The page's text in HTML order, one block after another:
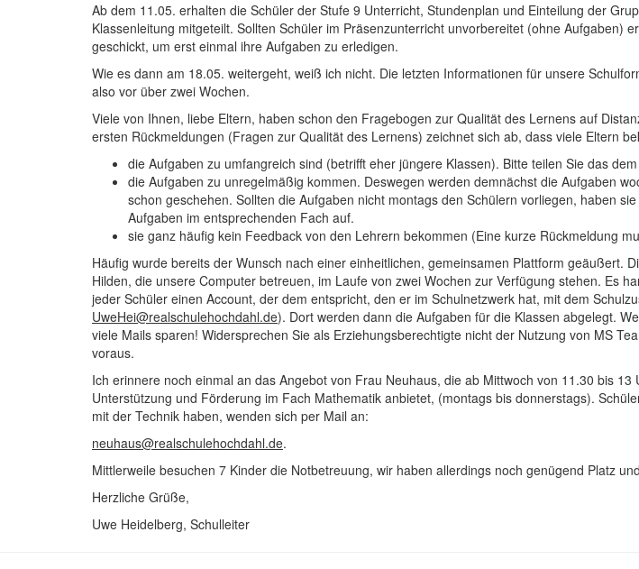
Ab dem 11.05. erhalten die Schüler der Stufe 9 Unterricht, Stundenplan und Einteilung der
Klassenleitung mitgeteilt. Sollten Schüler im Präsenzunterricht unvorbereitet (ohne Aufgaben)
geschickt, um erst einmal ihre Aufgaben zu erledigen.
Wie es dann am 18.05. weitergeht, weiß ich nicht. Die letzten Informationen für unsere
also vor über zwei Wochen.
Viele von Ihnen, liebe Eltern, haben schon den Fragebogen zur Qualität des Lernens auf
ersten Rückmeldungen (Fragen zur Qualität des Lernens) zeichnet sich ab, dass viele Eltern
die Aufgaben zu umfangreich sind (betrifft eher jüngere Klassen). Bitte teilen Sie das
die Aufgaben zu unregelmäßig kommen. Deswegen werden demnächst die Aufgaben
schon geschehen. Sollten die Aufgaben nicht montags den Schülern vorliegen, haben
Aufgaben im entsprechenden Fach auf.
sie ganz häufig kein Feedback von den Lehrern bekommen (Eine kurze Rückmeldung
Häufig wurde bereits der Wunsch nach einer einheitlichen, gemeinsamen Plattform geäußert.
Hilden, die unsere Computer betreuen, im Laufe von zwei Wochen zur Verfügung stehen. Es
jeder Schüler einen Account, der dem entspricht, den er im Schulnetzwerk hat, mit dem
UweHei@realschulehochdahl.de). Dort werden dann die Aufgaben für die Klassen abgelegt.
viele Mails sparen! Widersprechen Sie als Erziehungsberechtigte nicht der Nutzung von MS
voraus.
Ich erinnere noch einmal an das Angebot von Frau Neuhaus, die ab Mittwoch von 11.30 bis 13
Unterstützung und Förderung im Fach Mathematik anbietet, (montags bis donnerstags).
mit der Technik haben, wenden sich per Mail an:
neuhaus@realschulehochdahl.de.
Mittlerweile besuchen 7 Kinder die Notbetreuung, wir haben allerdings noch genügend Platz
Herzliche Grüße,
Uwe Heidelberg, Schulleiter